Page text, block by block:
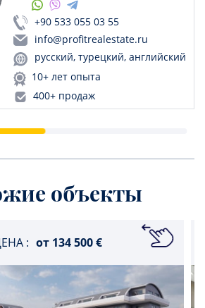
+90 533 055 03 55
info@profitrealestate.ru
русский, турецкий, английский
10+ лет опыта
400+ продаж
объекты
: от 134 500 €